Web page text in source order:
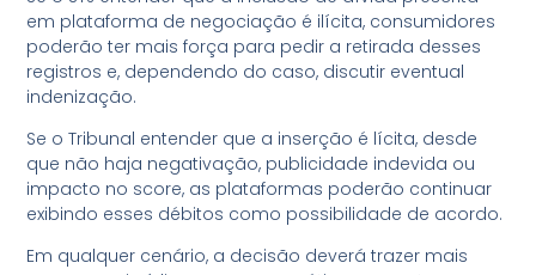
em plataforma de negociação é ilícita, consumidores
poderão ter mais força para pedir a retirada desses
registros e, dependendo do caso, discutir eventual
indenização.
Se o Tribunal entender que a inserção é lícita, desde
que não haja negativação, publicidade indevida ou
impacto no score, as plataformas poderão continuar
exibindo esses débitos como possibilidade de acordo.
Em qualquer cenário, a decisão deverá trazer mais